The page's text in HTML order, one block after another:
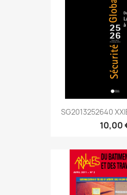
SG2013252640
10,00